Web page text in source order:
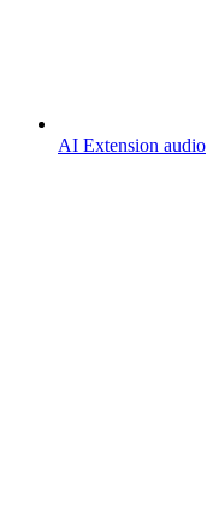
AI Extension audio